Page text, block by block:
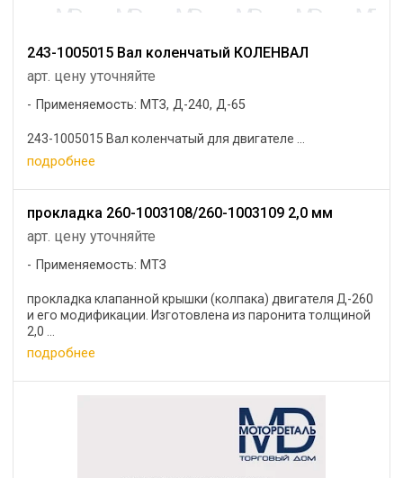
243-1005015 Вал коленчатый КОЛЕНВАЛ
арт. цену уточняйте
Применяемость: МТЗ, Д-240, Д-65
243-1005015 Вал коленчатый для двигателе ...
подробнее
прокладка 260-1003108/260-1003109 2,0 мм
арт. цену уточняйте
Применяемость: МТЗ
прокладка клапанной крышки (колпака) двигателя Д-260
и его модификации. Изготовлена из паронита толщиной
2,0 ...
подробнее